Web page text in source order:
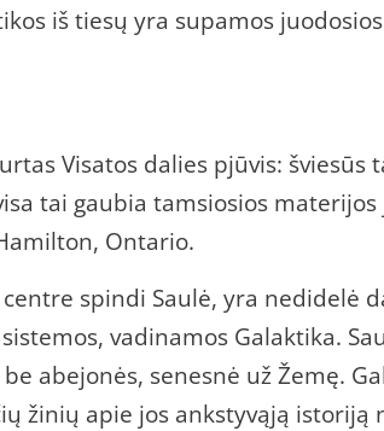
iš tiesų yra supamos
Visatos dalies pjūvis: šviesūs
tai gaubia tamsiosios materijos
Ontario.
spindi Saulė, yra nedidelė
vadinamos Galaktika.
be abejonės, senesnė už Žemę.
žinių apie jos ankstyvąją